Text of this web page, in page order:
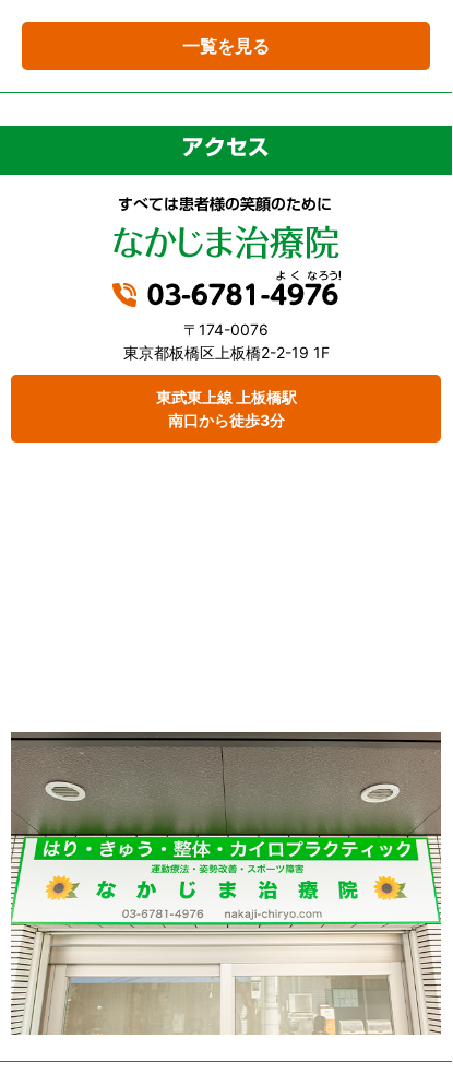
一覧を見る
〒174-0076
東京都板橋区上板橋2-2-19 1F
東武東上線 上板橋駅
南口から徒歩3分